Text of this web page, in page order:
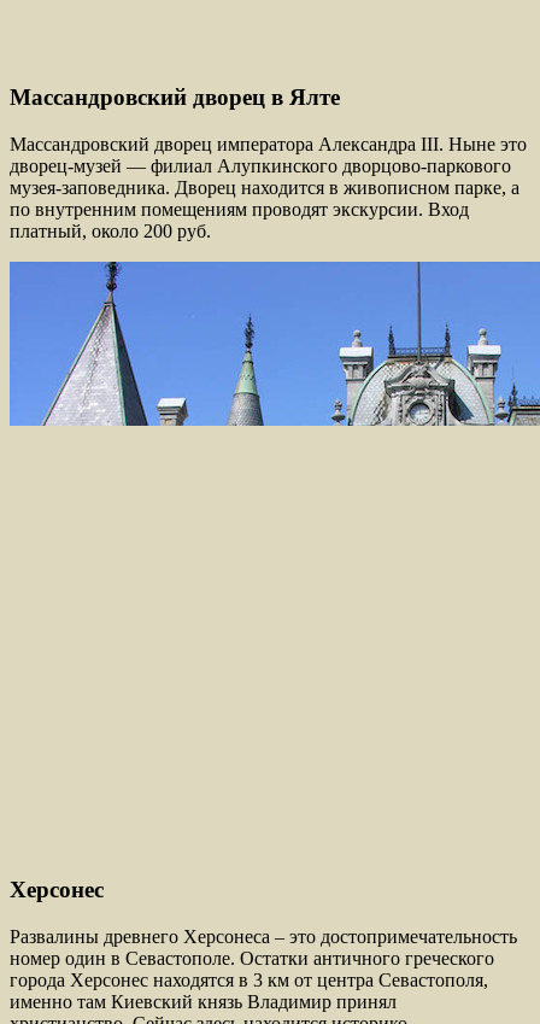
Массандровский дворец в Ялте
Массандровский дворец императора Александра III. Ныне это
дворец-музей — филиал Алупкинского дворцово-паркового
музея-заповедника. Дворец находится в живописном парке, а
по внутренним помещениям проводят экскурсии. Вход
платный, около 200 руб.
Херсонес
Развалины древнего Херсонеса – это достопримечательность
номер один в Севастополе. Остатки античного греческого
города Херсонес находятся в 3 км от центра Севастополя,
именно там Киевский князь Владимир принял